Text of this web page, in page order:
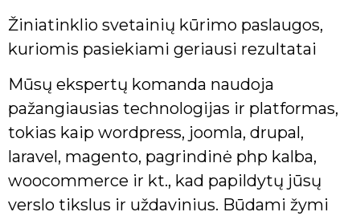
Žiniatinklio svetainių kūrimo paslaugos,
kuriomis pasiekiami geriausi rezultatai
Mūsų ekspertų komanda naudoja
pažangiausias technologijas ir platformas,
tokias kaip wordpress, joomla, drupal,
laravel, magento, pagrindinė php kalba,
woocommerce ir kt., kad papildytų jūsų
verslo tikslus ir uždavinius. Būdami žymi